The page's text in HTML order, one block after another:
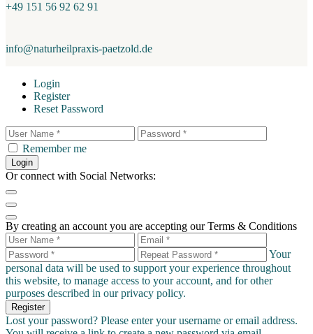
+49 151 56 92 62 91
info@naturheilpraxis-paetzold.de
Login
Register
Reset Password
Remember me
Login
Or connect with Social Networks:
By creating an account you are accepting our Terms & Conditions
Your
personal data will be used to support your experience throughout
this website, to manage access to your account, and for other
purposes described in ourprivacy policy.
Register
Lost your password? Please enter your username or email address.